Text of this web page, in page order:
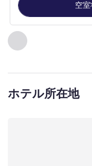
前に戻る - 客室
2 ページ中 ,
空
ホテル所在地